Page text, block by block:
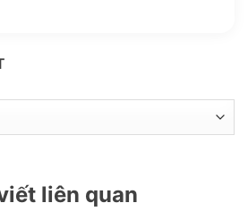
liên quan